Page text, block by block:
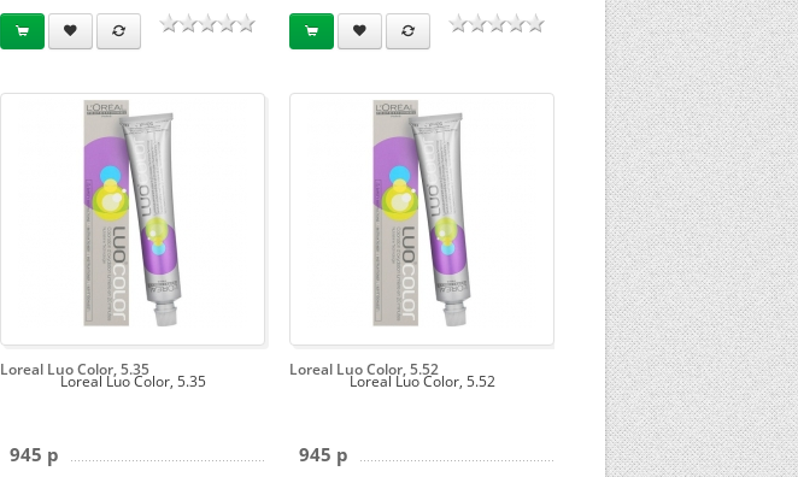
Loreal Luo Color, 5.35
Loreal Luo Color, 5.35
945 p
Loreal Luo Color, 5.52
Loreal Luo Color, 5.52
945 p